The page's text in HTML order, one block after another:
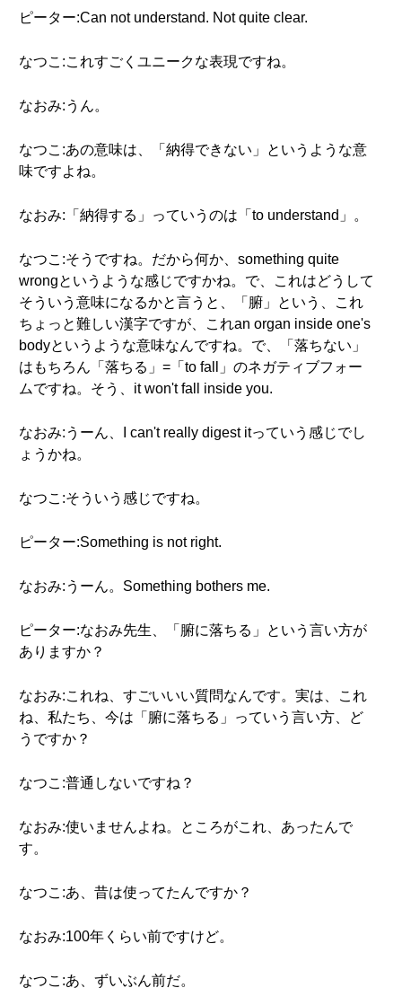
ピーター:Can not understand. Not quite clear.
なつこ:これすごくユニークな表現ですね。
なおみ:うん。
なつこ:あの意味は、「納得できない」というような意
味ですよね。
なおみ:「納得する」っていうのは「to understand」。
なつこ:そうですね。だから何か、something quite
wrongというような感じですかね。で、これはどうして
そういう意味になるかと言うと、「腑」という、これ
ちょっと難しい漢字ですが、これan organ inside one's
bodyというような意味なんですね。で、「落ちない」
はもちろん「落ちる」=「to fall」のネガティブフォー
ムですね。そう、it won't fall inside you.
なおみ:うーん、I can't really digest itっていう感じでし
ょうかね。
なつこ:そういう感じですね。
ピーター:Something is not right.
なおみ:うーん。Something bothers me.
ピーター:なおみ先生、「腑に落ちる」という言い方が
ありますか？
なおみ:これね、すごいいい質問なんです。実は、これ
ね、私たち、今は「腑に落ちる」っていう言い方、ど
うですか？
なつこ:普通しないですね？
なおみ:使いませんよね。ところがこれ、あったんで
す。
なつこ:あ、昔は使ってたんですか？
なおみ:100年くらい前ですけど。
なつこ:あ、ずいぶん前だ。